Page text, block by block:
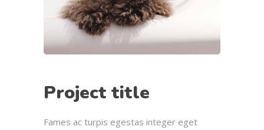
Project title
Fames ac turpis egestas integer eget